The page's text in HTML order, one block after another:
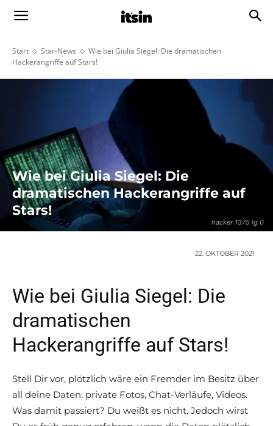
Start Star-News
Wie bei Giulia Siegel: Die dramatischen
Hackerangriffe auf Stars!
hacker 1375 lg 0
Wie bei Giulia Siegel: Die
dramatischen Hackerangriffe auf
Stars!
22. OKTOBER 2021
Wie bei Giulia Siegel: Die
dramatischen
Hackerangriffe auf Stars!
Stell Dir vor, plötzlich wäre ein Fremder im Besitz über
all deine Daten: private Fotos, Chat-Verläufe, Videos.
Was damit passiert? Du weißt es nicht. Jedoch wirst